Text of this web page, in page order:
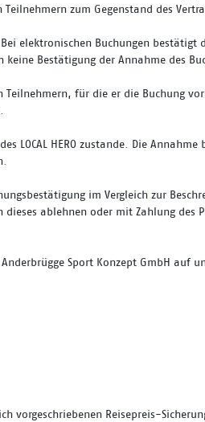
zum Gegenstand des
elektronischen Buchungen bestätigt
Bestätigung der Annahme des
Teilnehmern, für die er die Buchung
LOCAL HERO zustande. Die
im Vergleich zur
ablehnen oder mit Zahlung
Sport Konzept GmbH auf
vorgeschriebenen Reisepreis-